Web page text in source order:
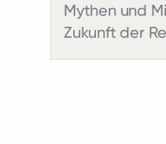
Mythen und
Zukunft der